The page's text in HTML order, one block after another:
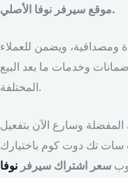
موقع سيرفر نوفا الأصلي.
ومصداقية، ويضمن للعملاء
وخدمات ما بعد البيع
المختلفة.
وسارع الآن بتفعيل
تك دوت كوم باختيارك
سعر اشتراك سيرفر نوفا